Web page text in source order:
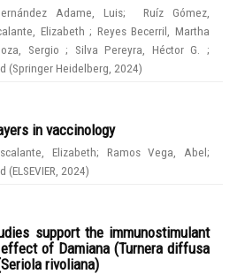
Adame, Luis;
Ruíz Gómez,
Elizabeth; Reyes Becerril, Martha
Sergio; Silva Pereyra, Héctor G.;
(Springer Heidelberg 2024)
in vaccinology
Elizabeth; Ramos Vega, Abel;
(ELSEVIER 2024)
support the immunostimulant
of Damiana (Turnera diffusa
rivoliana)